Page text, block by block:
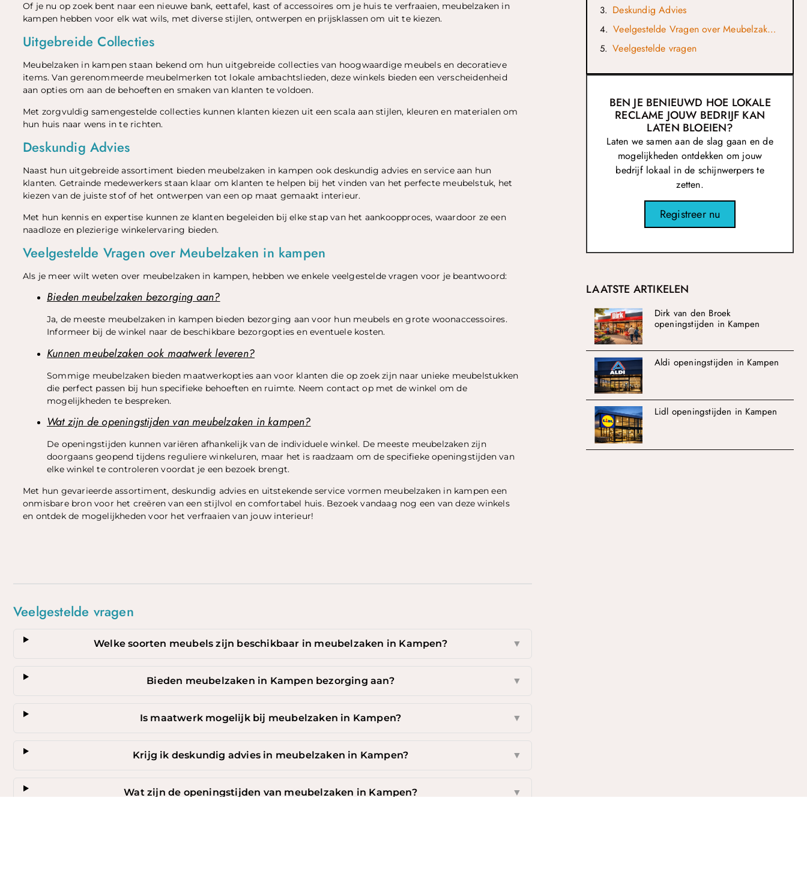
Of je nu op zoek bent naar een nieuwe bank, eettafel, kast of accessoires om je huis te verfraaien, meubelzaken in
kampen hebben voor elk wat wils, met diverse stijlen, ontwerpen en prijsklassen om uit te kiezen.
Uitgebreide Collecties
Meubelzaken in kampen staan bekend om hun uitgebreide collecties van hoogwaardige meubels en decoratieve
items. Van gerenommeerde meubelmerken tot lokale ambachtslieden, deze winkels bieden een verscheidenheid
aan opties om aan de behoeften en smaken van klanten te voldoen.
Met zorgvuldig samengestelde collecties kunnen klanten kiezen uit een scala aan stijlen, kleuren en materialen om
hun huis naar wens in te richten.
Deskundig Advies
Naast hun uitgebreide assortiment bieden meubelzaken in kampen ook deskundig advies en service aan hun
klanten. Getrainde medewerkers staan klaar om klanten te helpen bij het vinden van het perfecte meubelstuk, het
kiezen van de juiste stof of het ontwerpen van een op maat gemaakt interieur.
Met hun kennis en expertise kunnen ze klanten begeleiden bij elke stap van het aankoopproces, waardoor ze een
naadloze en plezierige winkelervaring bieden.
Veelgestelde Vragen over Meubelzaken in kampen
Als je meer wilt weten over meubelzaken in kampen, hebben we enkele veelgestelde vragen voor je beantwoord:
Bieden meubelzaken bezorging aan?
Ja, de meeste meubelzaken in kampen bieden bezorging aan voor hun meubels en grote woonaccessoires.
Informeer bij de winkel naar de beschikbare bezorgopties en eventuele kosten.
Kunnen meubelzaken ook maatwerk leveren?
Sommige meubelzaken bieden maatwerkopties aan voor klanten die op zoek zijn naar unieke meubelstukken
die perfect passen bij hun specifieke behoeften en ruimte. Neem contact op met de winkel om de
mogelijkheden te bespreken.
Wat zijn de openingstijden van meubelzaken in kampen?
De openingstijden kunnen variëren afhankelijk van de individuele winkel. De meeste meubelzaken zijn
doorgaans geopend tijdens reguliere winkeluren, maar het is raadzaam om de specifieke openingstijden van
elke winkel te controleren voordat je een bezoek brengt.
Met hun gevarieerde assortiment, deskundig advies en uitstekende service vormen meubelzaken in kampen een
onmisbare bron voor het creëren van een stijlvol en comfortabel huis. Bezoek vandaag nog een van deze winkels
en ontdek de mogelijkheden voor het verfraaien van jouw interieur!
Veelgestelde vragen
Welke soorten meubels zijn beschikbaar in meubelzaken in Kampen? ▼
Bieden meubelzaken in Kampen bezorging aan? ▼
Is maatwerk mogelijk bij meubelzaken in Kampen? ▼
Krijg ik deskundig advies in meubelzaken in Kampen? ▼
Wat zijn de openingstijden van meubelzaken in Kampen? ▼
Deskundig Advies
Veelgestelde Vragen over Meubelzaken in kampen
Veelgestelde vragen
BEN JE BENIEUWD HOE LOKALE
RECLAME JOUW BEDRIJF KAN
LATEN BLOEIEN?
Laten we samen aan de slag gaan en de
mogelijkheden ontdekken om jouw
bedrijf lokaal in de schijnwerpers te
zetten.
Registreer nu
LAATSTE ARTIKELEN
Dirk van den Broek
openingstijden in Kampen
Aldi openingstijden in Kampen
Lidl openingstijden in Kampen